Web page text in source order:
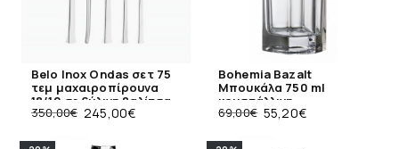
Belo Inox Ondas σετ 75
τεμ μαχαιροπίρουνα
18/10 σε ξύλινη βαλίτσα
350,00€ 245,00€
Bohemia Bazalt
Μπουκάλα 750 ml
κρυστάλλινη
69,00€ 55,20€